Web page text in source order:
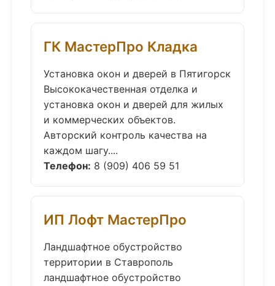
ГК МастерПро Кладка
Установка окон и дверей в Пятигорск
Высококачественная отделка и
установка окон и дверей для жилых
и коммерческих объектов.
Авторский контроль качества на
каждом шагу....
Телефон: 8 (909) 406 59 51
ИП Лофт МастерПро
Ландшафтное обустройство
территории в Ставрополь
ландшафтное обустройство